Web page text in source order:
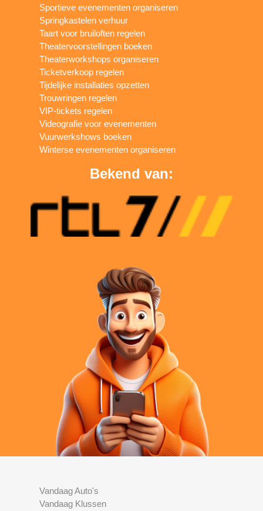
Sportieve evenementen organiseren
Springkastelen verhuur
Taart voor bruiloften regelen
Theatervoorstellingen boeken
Theaterworkshops organiseren
Ticketverkoop regelen
Tijdelijke installaties opzetten
Trouwringen regelen
VIP-tickets regelen
Videografie voor evenementen
Vuurwerkshows boeken
Winterse evenementen organiseren
Bekend van:
Vandaag Auto's
Vandaag Klussen